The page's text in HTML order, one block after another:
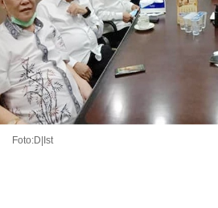
Foto:D|Ist